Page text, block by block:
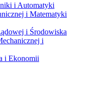
i Automatyki
i Matematyki
i Środowiska
i
i Ekonomii